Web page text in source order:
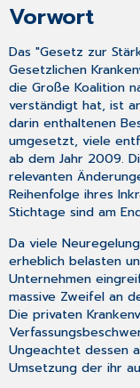
Höchstbeitrag
Weitere
Regelungen
3.
Basistarif
und
Risikozuschläge
Leistungen
Höchstbeitrag
Weitere
Regelungen
Portabilität
von
Sonstiges
Zeittafel
Vorwort
Das "Gesetz zur
Gesetzlichen
die Große Koalition
verständigt hat, ist
darin enthaltenen
umgesetzt, viele
ab dem Jahr 2009.
relevanten
Reihenfolge ihres
Stichtage sind am
Da viele
erheblich belasten
Unternehmen
massive Zweifel an
Die privaten
Ungeachtet dessen
Umsetzung der ihr